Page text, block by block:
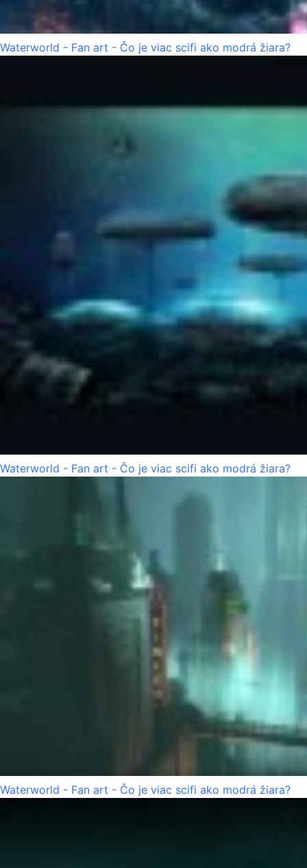
Waterworld - Fan art - Čo je viac scifi ako modrá žiara?
Waterworld - Fan art - Čo je viac scifi ako modrá žiara?
Waterworld - Fan art - Čo je viac scifi ako modrá žiara?